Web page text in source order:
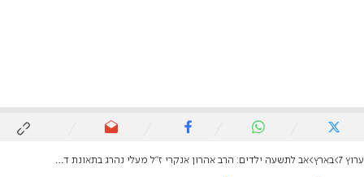
ערוץ 7 בארץ אב לתשעה ילדים: הרב אהרון אנקרי ז"ל מעלי נהרג בתאונת דרכים בצומת מעלה לבונה